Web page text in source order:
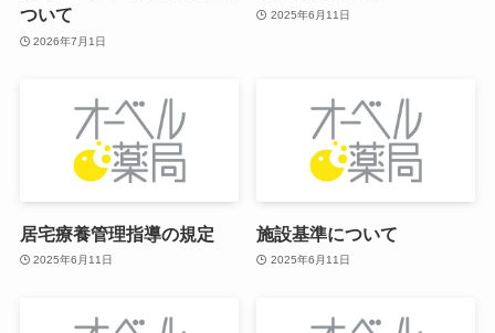
ついて
2026年7月1日
2025年6月11日
居宅療養管理指導の規定
2025年6月11日
施設基準について
2025年6月11日